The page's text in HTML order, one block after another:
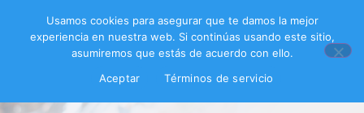
Usamos cookies para asegurar que te damos la mejor
experiencia en nuestra web. Si continúas usando este sitio,
asumiremos que estás de acuerdo con ello.
Aceptar
Términos de servicio